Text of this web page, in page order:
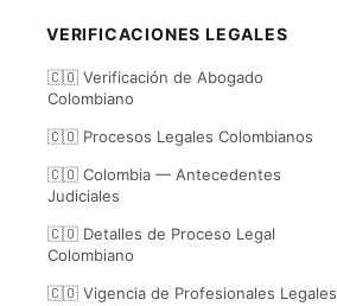
VERIFICACIONES LEGALES
🇨🇴 Verificación de Abogado
Colombiano
🇨🇴 Procesos Legales Colombianos
🇨🇴 Colombia — Antecedentes
Judiciales
🇨🇴 Detalles de Proceso Legal
Colombiano
🇨🇴 Vigencia de Profesionales Legales